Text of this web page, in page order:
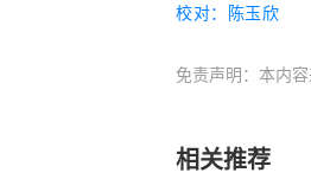
校对：陈玉欣
免责声明：本内
相关推荐